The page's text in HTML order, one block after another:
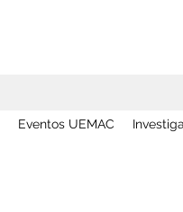
Eventos UEMAC